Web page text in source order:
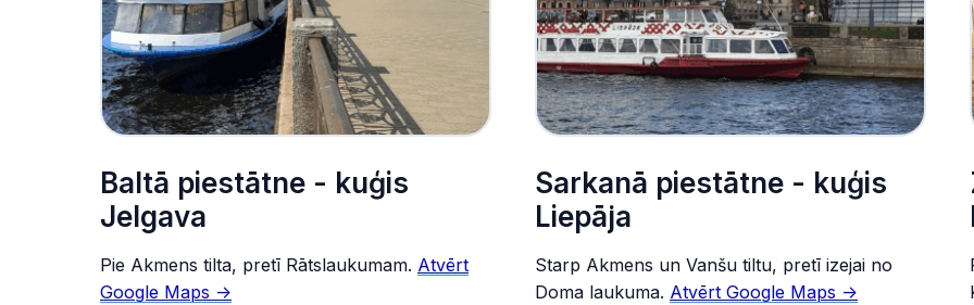
Baltā piestātne - kuģis
Jelgava
Pie Akmens tilta, pretī Rātslaukumam. Atvērt
Google Maps ->
Sarkanā piestātne - kuģis
Liepāja
Starp Akmens un Vanšu tiltu, pretī izejai no
Doma laukuma. Atvērt Google Maps ->